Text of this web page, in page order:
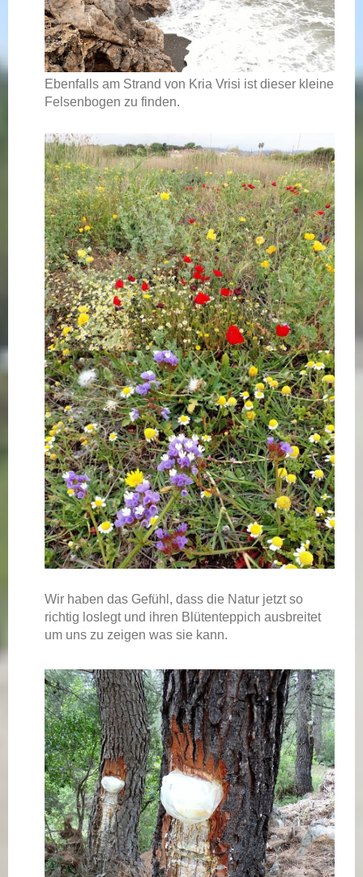
Ebenfalls am Strand von Kria Vrisi ist dieser kleine
Felsenbogen zu finden.
Wir haben das Gefühl, dass die Natur jetzt so
richtig loslegt und ihren Blütenteppich ausbreitet
um uns zu zeigen was sie kann.